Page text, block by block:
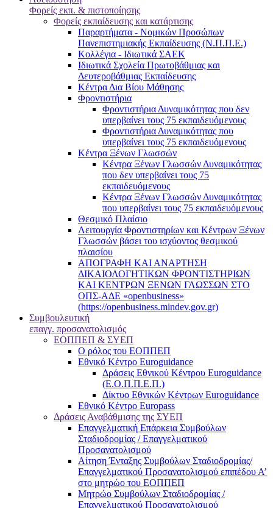
Φορείς εκπ. & πιστοποίησης
Φορείς εκπαίδευσης και κατάρτισης
Παραρτήματα - Νομικών Προσώπων
Πανεπιστημιακής Εκπαίδευσης (Ν.Π.Π.Ε.)
Κολλέγια - Ιδιωτικά ΣΑΕΚ
Ιδιωτικά Σχολεία Πρωτοβάθμιας και
Δευτεροβάθμιας Εκπαίδευσης
Κέντρα Δια Βίου Μάθησης
Φροντιστήρια
Φροντιστήρια Δυναμικότητας που δεν
υπερβαίνει τους 75 εκπαιδευόμενους
Φροντιστήρια Δυναμικότητας που
υπερβαίνει τους 75 εκπαιδευόμενους
Κέντρα Ξένων Γλωσσών
Kέντρα Ξένων Γλωσσών Δυναμικότητας
που δεν υπερβαίνει τους 75
εκπαιδευόμενους
Kέντρα Ξένων Γλωσσών Δυναμικότητας
που υπερβαίνει τους 75 εκπαιδευόμενους
Θεσμικό Πλαίσιο
Λειτουργία Φροντιστηρίων και Κέντρων Ξένων
Γλωσσών βάσει του ισχύοντος θεσμικού
πλαισίου
ΑΠΟΓΡΑΦΗ ΚΑΙ ΑΝΑΡΤΗΣΗ
ΔΙΚΑΙΟΛΟΓΗΤΙΚΩΝ ΦΡΟΝΤΙΣΤΗΡΙΩΝ
ΚΑΙ ΚΕΝΤΡΩΝ ΞΕΝΩΝ ΓΛΩΣΣΩΝ ΣΤΟ
ΟΠΣ-ΑΔΕ «openbusiness»
(https://openbusiness.mindev.gov.gr)
Συμβουλευτική
επαγγ. προσανατολισμός
ΕΟΠΠΕΠ & ΣΥΕΠ
Ο ρόλος του ΕΟΠΠΕΠ
Εθνικό Κέντρο Euroguidance
Δράσεις Εθνικού Κέντρου Euroguidance
(Ε.Ο.Π.Π.Ε.Π.)
Δίκτυο Εθνικών Κέντρων Euroguidance
Εθνικό Κέντρο Europass
Δράσεις Αναβάθμισης της ΣΥΕΠ
Επαγγελματική Επάρκεια Συμβούλων
Σταδιοδρομίας / Επαγγελματικού
Προσανατολισμού
Αίτηση Ένταξης Συμβούλων Σταδιοδρομίας/
Επαγγελματικού Προσανατολισμού επιπέδου Α’
στο μητρώο του ΕΟΠΠΕΠ
Μητρώο Συμβούλων Σταδιοδρομίας /
Επαγγελματικού Προσανατολισμού